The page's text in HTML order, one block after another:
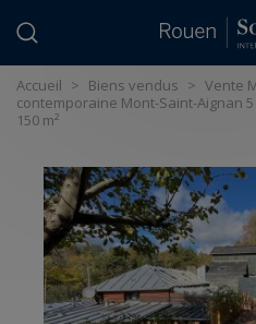
Accueil > Biens vendus > Vente
contemporaine Mont-Saint-Aignan 5
150 m²